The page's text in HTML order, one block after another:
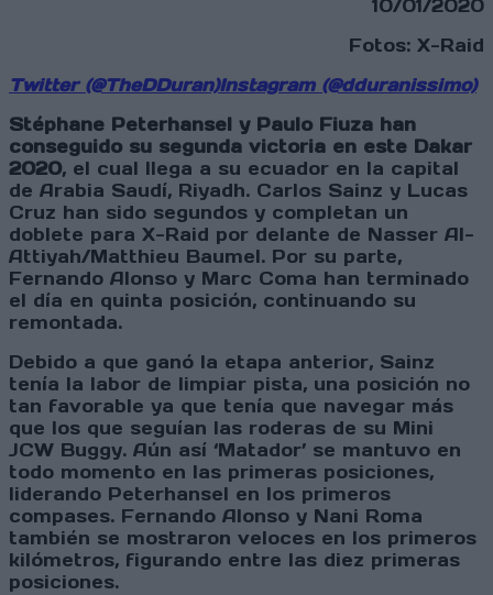
10/01/2020
Fotos: X-Raid
Twitter (@TheDDuran)Instagram (@dduranissimo)
Stéphane Peterhansel y Paulo Fiuza han
conseguido su segunda victoria en este Dakar
2020, el cual llega a su ecuador en la capital
de Arabia Saudí, Riyadh. Carlos Sainz y Lucas
Cruz han sido segundos y completan un
doblete para X-Raid por delante de Nasser Al-
Attiyah/Matthieu Baumel. Por su parte,
Fernando Alonso y Marc Coma han terminado
el día en quinta posición, continuando su
remontada.
Debido a que ganó la etapa anterior, Sainz
tenía la labor de limpiar pista, una posición no
tan favorable ya que tenía que navegar más
que los que seguían las roderas de su Mini
JCW Buggy. Aún así ‘Matador’ se mantuvo en
todo momento en las primeras posiciones,
liderando Peterhansel en los primeros
compases. Fernando Alonso y Nani Roma
también se mostraron veloces en los primeros
kilómetros, figurando entre las diez primeras
posiciones.